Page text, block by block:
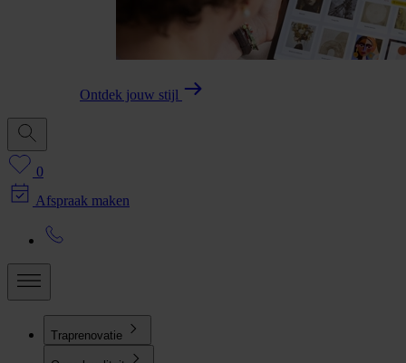
Ontdek jouw stijl
0
Afspraak maken
Traprenovatie